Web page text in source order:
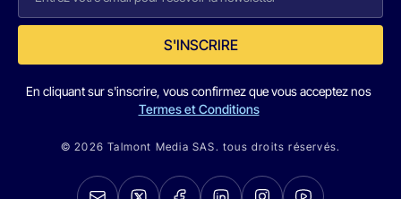
S'INSCRIRE
En cliquant sur s'inscrire, vous confirmez que vous acceptez nos
Termes et Conditions
© 2026 Talmont Media SAS. tous droits réservés.